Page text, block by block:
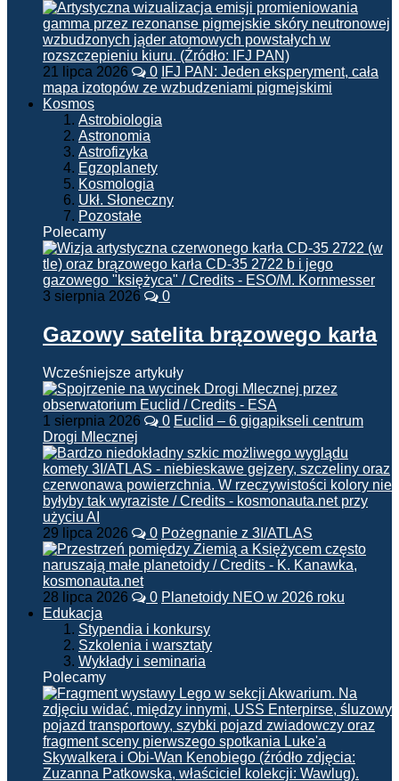
21 lipca 2026 0 IFJ PAN: Jeden eksperyment, cała
mapa izotopów ze wzbudzeniami pigmejskimi
Kosmos
Astrobiologia
Astronomia
Astrofizyka
Egzoplanety
Kosmologia
Ukł. Słoneczny
Pozostałe
Polecamy
3 sierpnia 2026 0
Gazowy satelita brązowego karła
Wcześniejsze artykuły
1 sierpnia 2026 0 Euclid – 6 gigapikseli centrum
Drogi Mlecznej
29 lipca 2026 0 Pożegnanie z 3I/ATLAS
28 lipca 2026 0 Planetoidy NEO w 2026 roku
Edukacja
Stypendia i konkursy
Szkolenia i warsztaty
Wykłady i seminaria
Polecamy